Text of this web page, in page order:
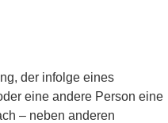
der infolge eines
eine andere Person eine
– neben anderen